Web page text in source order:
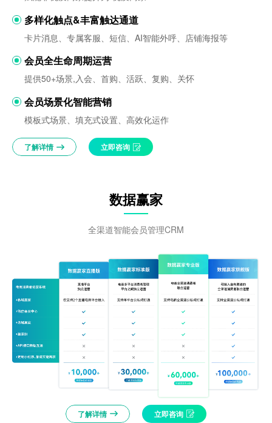
多样化触点&丰富触达通道
卡片消息、专属客服、短信、AI智能外呼、店铺海报等
会员全生命周期运营
提供50+场景,入会、首购、活跃、复购、关怀
会员场景化智能营销
模板式场景、填充式设置、高效化运作
了解详情 立即咨询
数据赢家
全渠道智能会员管理CRM
了解详情 立即咨询